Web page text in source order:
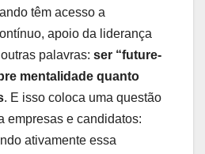
têm acesso a
apoio da liderança
palavras: ser “future-
mentalidade quanto
. E isso coloca uma questão
empresas e candidatos:
ativamente essa